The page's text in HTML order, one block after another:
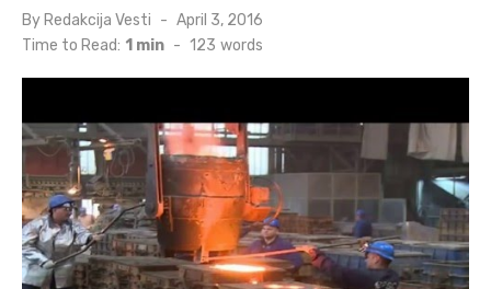
By Redakcija Vesti
Posted
on
April 3, 2016
Time to Read: 1 min - 123 words